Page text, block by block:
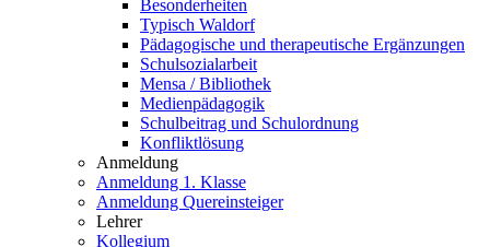
Besonderheiten
Typisch Waldorf
Pädagogische und therapeutische Ergänzungen
Schulsozialarbeit
Mensa / Bibliothek
Medienpädagogik
Schulbeitrag und Schulordnung
Konfliktlösung
Anmeldung
Anmeldung 1. Klasse
Anmeldung Quereinsteiger
Lehrer
Kollegium